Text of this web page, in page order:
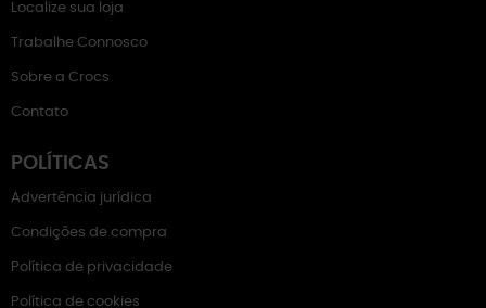
Localize sua loja
Trabalhe Connosco
Sobre a Crocs
Contato
POLÍTICAS
Advertência jurídica
Condições de compra
Política de privacidade
Política de cookies